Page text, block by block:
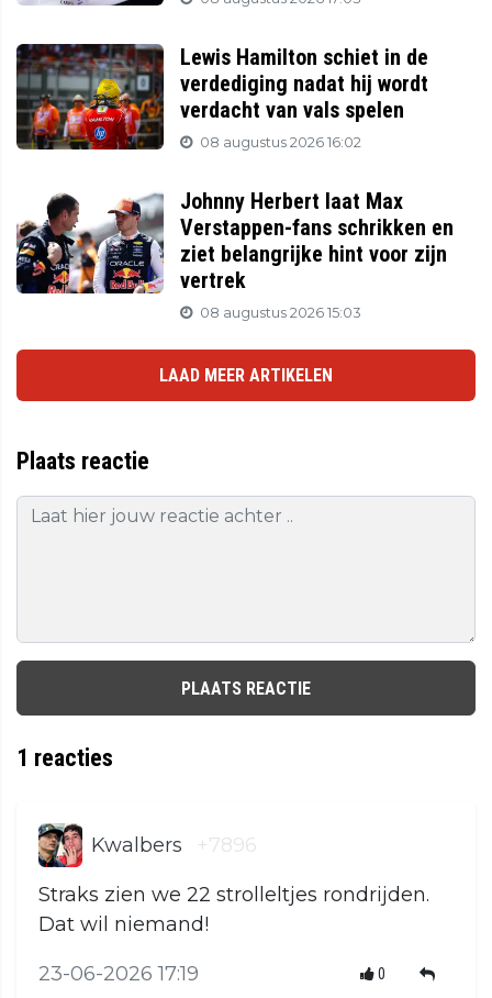
Lewis Hamilton schiet in de
verdediging nadat hij wordt
verdacht van vals spelen
08 augustus 2026 16:02
Johnny Herbert laat Max
Verstappen-fans schrikken en
ziet belangrijke hint voor zijn
vertrek
08 augustus 2026 15:03
LAAD MEER ARTIKELEN
Plaats reactie
PLAATS REACTIE
1 reacties
Kwalbers +7896
Straks zien we 22 strolleltjes rondrijden.
Dat wil niemand!
23-06-2026 17:19 0